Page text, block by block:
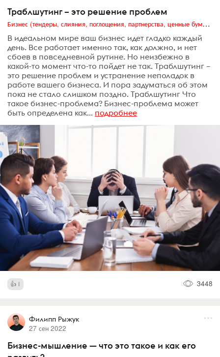
Траблшутинг – это решение проблем
Бизнес (тендеры, слияния, поглощения, партнерства, ценные бумаги, акционеры, финансы и отчетность)
В идеальном мире ваш бизнес идет гладко каждый
день. Все работает именно так, как должно, и нет
сбоев в повседневной рутине. Но неизбежно в
какой-то момент что-то пойдет не так. Траблшутинг –
это решение проблем и устранение неполадок в
работе вашего бизнеса. И пора задуматься об этом
пока не стало слишком поздно. Траблшутинг Что
такое бизнес-проблема? Бизнес-проблема может
быть определена как... подробнее
1 3448
Филипп Рыжук
27 сен 2022
Бизнес-мышление — что это такое и как его